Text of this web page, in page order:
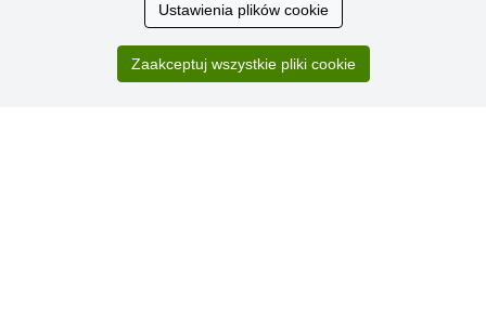
Zakup przebiegł sprawnie. Jestem
Ustawienia plików cookie
Zaakceptuj wszystkie pliki cookie